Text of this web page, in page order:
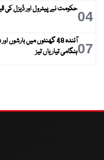
04حکومت نے پیٹرول اور ڈیزل کی
07
آئندہ 48 گھنٹوں میں
ہنگامی تیاریاں تیز